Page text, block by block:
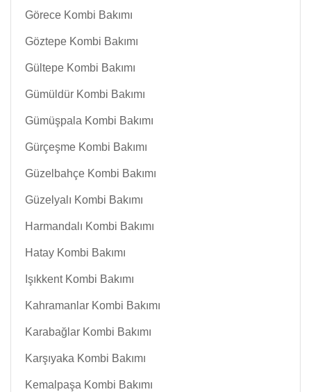
Görece Kombi Bakımı
Göztepe Kombi Bakımı
Gültepe Kombi Bakımı
Gümüldür Kombi Bakımı
Gümüşpala Kombi Bakımı
Gürçeşme Kombi Bakımı
Güzelbahçe Kombi Bakımı
Güzelyalı Kombi Bakımı
Harmandalı Kombi Bakımı
Hatay Kombi Bakımı
Işıkkent Kombi Bakımı
Kahramanlar Kombi Bakımı
Karabağlar Kombi Bakımı
Karşıyaka Kombi Bakımı
Kemalpaşa Kombi Bakımı